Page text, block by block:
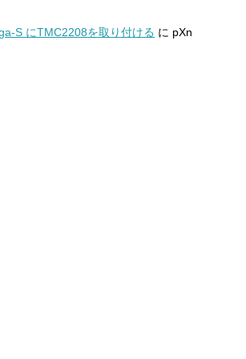
S にTMC2208を取り付ける に pXn